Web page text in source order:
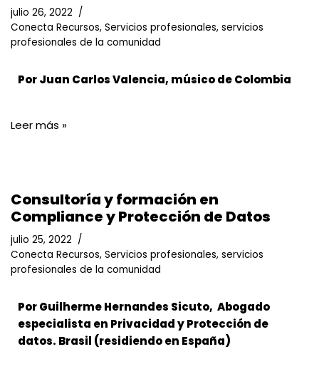
julio 26, 2022
Conecta Recursos, Servicios profesionales, servicios
profesionales de la comunidad
Por Juan Carlos Valencia, músico de Colombia
Leer más »
Consultoría y formación en
Compliance y Protección de Datos
julio 25, 2022
Conecta Recursos, Servicios profesionales, servicios
profesionales de la comunidad
Por Guilherme Hernandes Sicuto, Abogado
especialista en Privacidad y Protección de
datos. Brasil (residiendo en España)